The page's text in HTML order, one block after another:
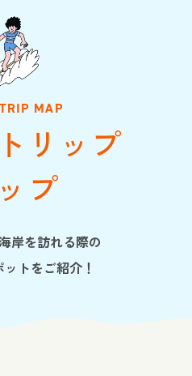
MAP
リップ
プ
岸を訪れる際の
トをご紹介！